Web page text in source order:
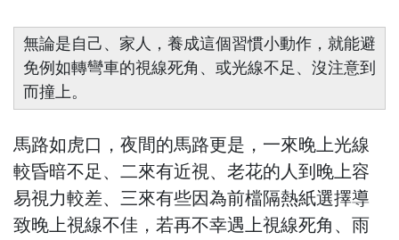
無論是自己、家人，養成這個習慣小動作，就能避
免例如轉彎車的視線死角、或光線不足、沒注意到
而撞上。
馬路如虎口，夜間的馬路更是，一來晚上光線
較昏暗不足、二來有近視、老花的人到晚上容
易視力較差、三來有些因為前檔隔熱紙選擇導
致晚上視線不佳，若再不幸遇上視線死角、雨